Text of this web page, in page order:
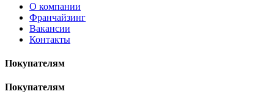
О компании
Франчайзинг
Вакансии
Контакты
Покупателям
Покупателям